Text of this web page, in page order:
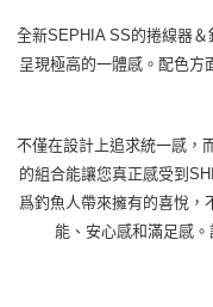
全新SEPHIA SS的捲線器＆
呈現極高的一體感。配色方
不僅在設計上追求統一感，
的組合能讓您真正感受到
爲釣魚人帶來擁有的喜悅，
能、安心感和滿足感